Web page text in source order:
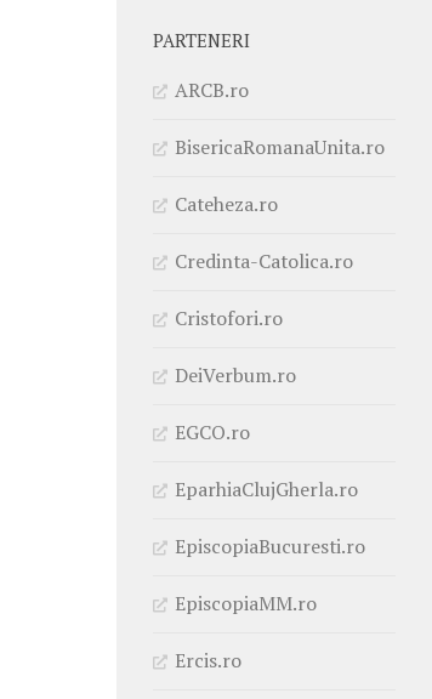
PARTENERI
ARCB.ro
BisericaRomanaUnita.ro
Cateheza.ro
Credinta-Catolica.ro
Cristofori.ro
DeiVerbum.ro
EGCO.ro
EparhiaClujGherla.ro
EpiscopiaBucuresti.ro
EpiscopiaMM.ro
Ercis.ro